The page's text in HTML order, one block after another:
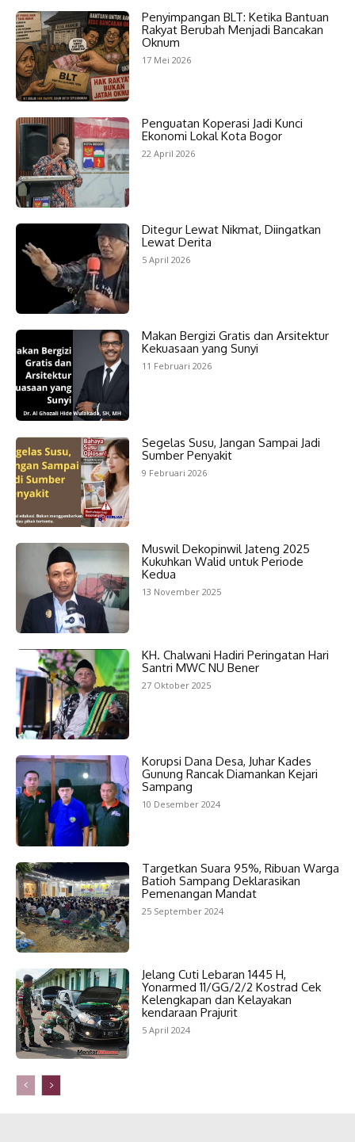
Penyimpangan BLT: Ketika Bantuan
Rakyat Berubah Menjadi Bancakan
Oknum
17 Mei 2026
Penguatan Koperasi Jadi Kunci
Ekonomi Lokal Kota Bogor
22 April 2026
Ditegur Lewat Nikmat, Diingatkan
Lewat Derita
5 April 2026
Makan Bergizi Gratis dan Arsitektur
Kekuasaan yang Sunyi
11 Februari 2026
Segelas Susu, Jangan Sampai Jadi
Sumber Penyakit
9 Februari 2026
Muswil Dekopinwil Jateng 2025
Kukuhkan Walid untuk Periode
Kedua
13 November 2025
KH. Chalwani Hadiri Peringatan Hari
Santri MWC NU Bener
27 Oktober 2025
Korupsi Dana Desa, Juhar Kades
Gunung Rancak Diamankan Kejari
Sampang
10 Desember 2024
Targetkan Suara 95%, Ribuan Warga
Batioh Sampang Deklarasikan
Pemenangan Mandat
25 September 2024
Jelang Cuti Lebaran 1445 H,
Yonarmed 11/GG/2/2 Kostrad Cek
Kelengkapan dan Kelayakan
kendaraan Prajurit
5 April 2024